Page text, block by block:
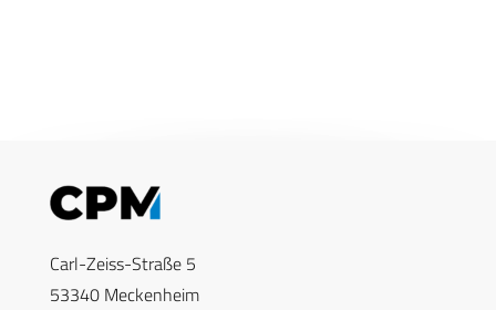
Carl-Zeiss-Straße 5
53340 Meckenheim